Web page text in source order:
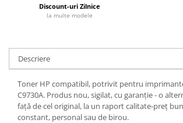
Discount-uri Zilnice
la multe modele
Descriere
Toner HP compatibil, potrivit pentru
C9730A. Produs nou, sigilat, cu garanție - o
față de cel original, la un raport calitate-preț
constant, personal sau de birou.